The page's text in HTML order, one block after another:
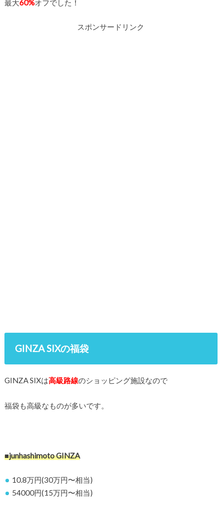
最大60%オフでした！
スポンサードリンク
GINZA SIXの福袋
GINZA SIXは高級路線のショッピング施設なので
福袋も高級なものが多いです。
■junhashimoto GINZA
10.8万円(30万円〜相当)
54000円(15万円〜相当)